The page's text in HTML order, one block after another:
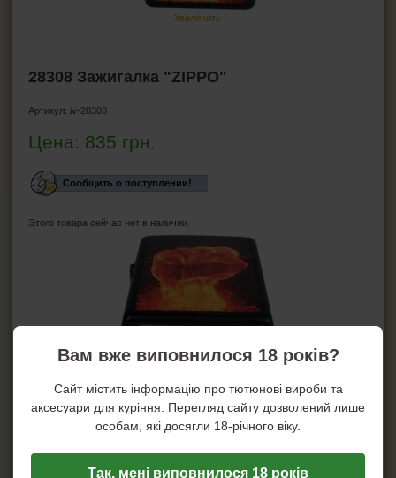
Увеличить
28308 Зажигалка "ZIPPO"
Артикул: iv-28308
Цена: 835 грн.
Сообщить о поступлении!
Этого товара сейчас нет в наличии.
Газ для зажигалок
Бензин для зажигалки
HEADSHOP (ХЭДШОП)
КАЛЬЯНЫ И ВСЁ ДЛЯ НИХ
Вам вже виповнилося 18 років?
Сайт містить інформацію про тютюнові вироби та
аксесуари для куріння. Перегляд сайту дозволений лише
особам, які досягли 18-річного віку.
Так, мені виповнилося 18 років